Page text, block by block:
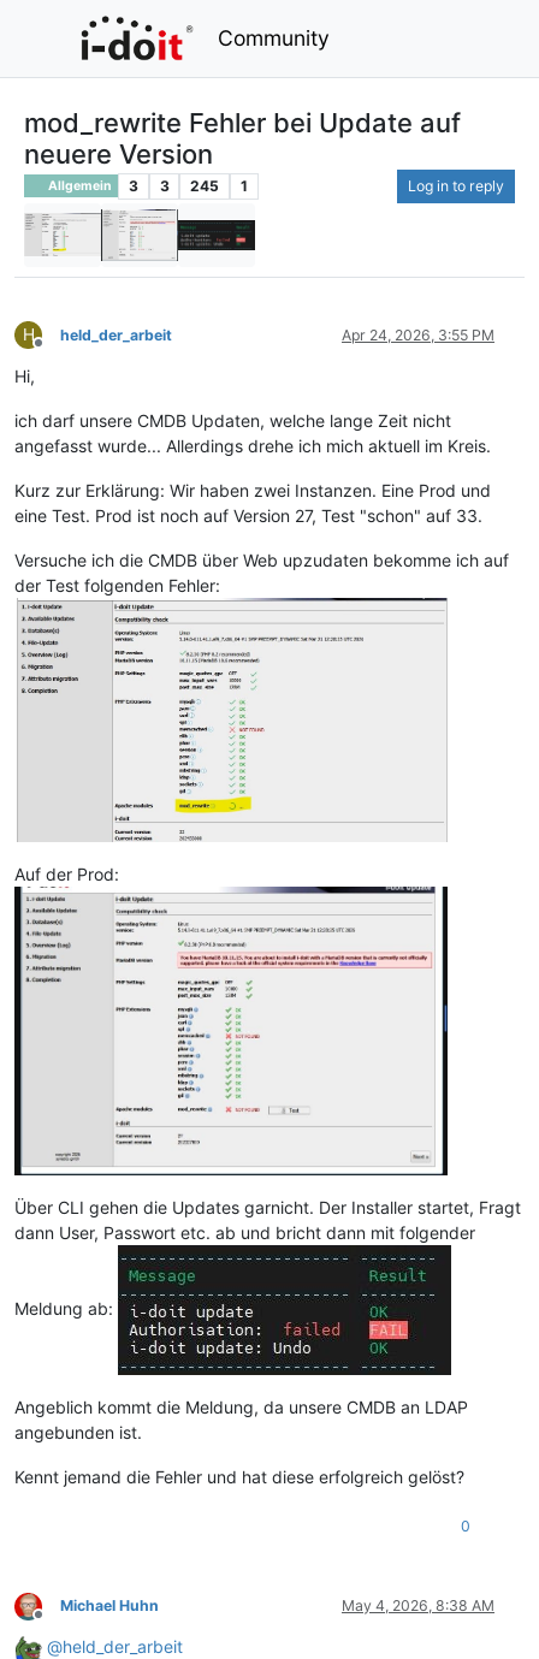
Community
mod_rewrite Fehler bei Update auf
neuere Version
Allgemein 3 3 245 1 Log in to reply
H
Offline
held_der_arbeit Apr 24, 2026, 3:55 PM
Hi,
ich darf unsere CMDB Updaten, welche lange Zeit nicht
angefasst wurde... Allerdings drehe ich mich aktuell im Kreis.
Kurz zur Erklärung: Wir haben zwei Instanzen. Eine Prod und
eine Test. Prod ist noch auf Version 27, Test "schon" auf 33.
Versuche ich die CMDB über Web upzudaten bekomme ich auf
der Test folgenden Fehler:
Auf der Prod:
Über CLI gehen die Updates garnicht. Der Installer startet, Fragt
dann User, Passwort etc. ab und bricht dann mit folgender
Meldung ab:
Angeblich kommt die Meldung, da unsere CMDB an LDAP
angebunden ist.
Kennt jemand die Fehler und hat diese erfolgreich gelöst?
0
Offline
Michael Huhn May 4, 2026, 8:38 AM
@held_der_arbeit